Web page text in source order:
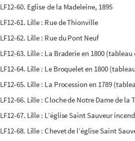
LF12-60. Eglise de la Madeleine, 1895
LF12-61. Lille : Rue de Thionville
LF12-62. Lille : Rue du Pont Neuf
LF12-63. Lille : La Braderie en 1800
LF12-64. Lille : Le Broquelet en 1800
LF12-65. Lille : La Procession en 1789
LF12-66. Lille : Cloche de Notre Dame de la
LF12-67. Lille : L’église Saint Sauveur
LF12-68. Lille : Chevet de l’église Saint